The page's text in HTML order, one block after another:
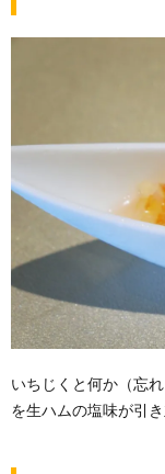
いちじくと何か（忘
を生ハムの塩味が引き